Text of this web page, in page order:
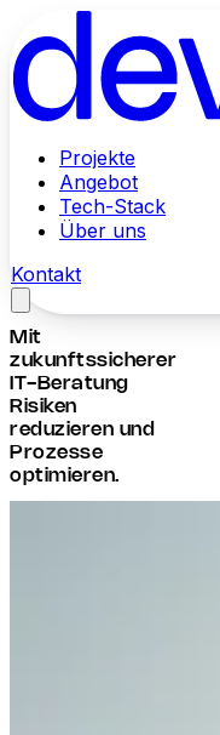
Projekte
Angebot
Tech-Stack
Über uns
Kontakt
Mit
zukunftssicherer
IT-Beratung
Risiken
reduzieren und
Prozesse
optimieren.